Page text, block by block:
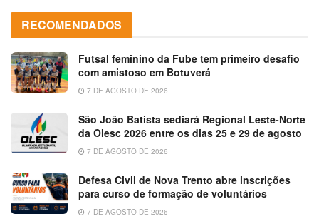
RECOMENDADOS
Futsal feminino da Fube tem primeiro desafio
com amistoso em Botuverá
7 DE AGOSTO DE 2026
São João Batista sediará Regional Leste-Norte
da Olesc 2026 entre os dias 25 e 29 de agosto
7 DE AGOSTO DE 2026
Defesa Civil de Nova Trento abre inscrições
para curso de formação de voluntários
7 DE AGOSTO DE 2026